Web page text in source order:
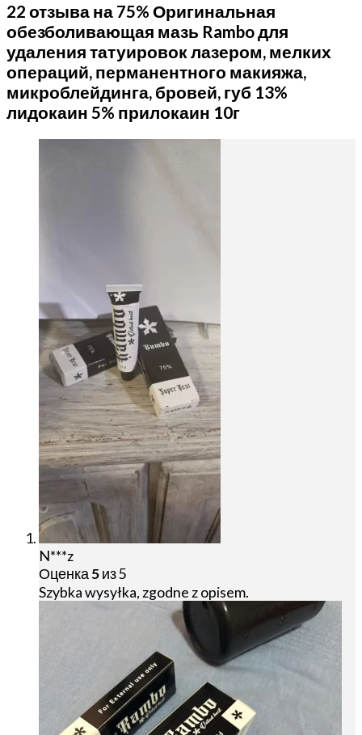
22 отзыва на 75% Оригинальная
обезболивающая мазь Rambo для
удаления татуировок лазером, мелких
операций, перманентного макияжа,
микроблейдинга, бровей, губ 13%
лидокаин 5% прилокаин 10г
N***z
Оценка5из 5
Szybka wysyłka, zgodne z opisem.